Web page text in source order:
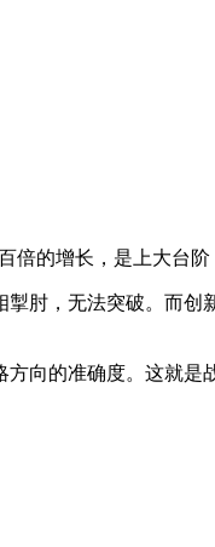
倍的增长，是上大台阶
肘，无法突破。而创
向的准确度。这就是